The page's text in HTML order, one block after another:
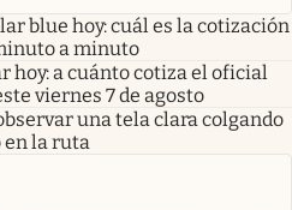
blue hoy: cuál es la cotización
a minuto
hoy: a cuánto cotiza el oficial
viernes 7 de agosto
una tela clara colgando
en la ruta